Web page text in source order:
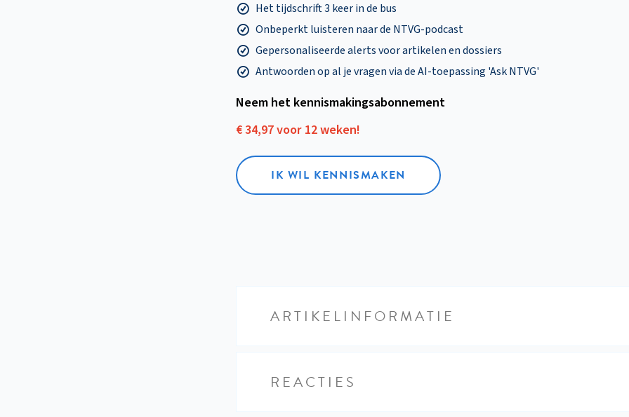
Het tijdschrift 3 keer in de bus
Onbeperkt luisteren naar de NTVG-podcast
Gepersonaliseerde alerts voor artikelen en dossiers
Antwoorden op al je vragen via de AI-toepassing 'Ask NTVG'
Neem het kennismakings­abonnement
€ 34,97 voor 12 weken!
IK WIL KENNISMAKEN
ARTIKELINFORMATIE
REACTIES